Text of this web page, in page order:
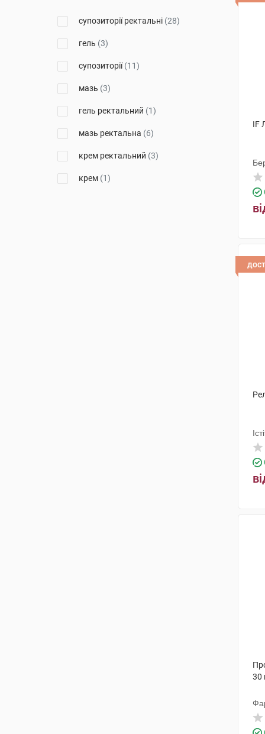
Біофактор Сп. з о.о.(1)
Гербаполь Вроцлав
Дан Фарм ЛтД(1)
Хемофарм
Рекордаті Індастріа
Др. Каде Фармацевтична
супозиторії ректальні (28)
гель (3)
супозиторії(11)
мазь (3)
гель ректальний (1)
мазь ректальна (6)
крем ректальний (3)
крем (1)
IF
30